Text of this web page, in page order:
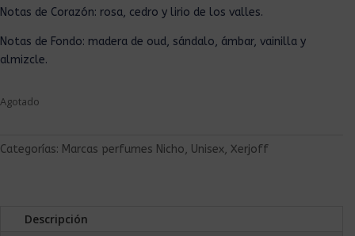
Notas de Corazón: rosa, cedro y lirio de los valles.
Notas de Fondo: madera de oud, sándalo, ámbar, vainilla y
almizcle.
Agotado
Categorías: Marcas perfumes Nicho, Unisex, Xerjoff
Descripción